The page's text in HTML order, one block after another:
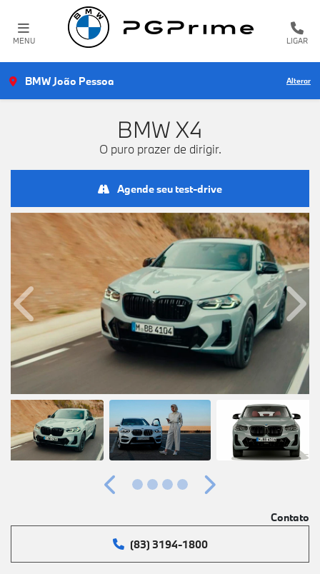
MENU LIGAR
BMW João Pessoa Alterar
BMW X4
O puro prazer de dirigir.
Agende seu test-drive
Anterior
Anterior Próximo
Contato
(83) 3194-1800